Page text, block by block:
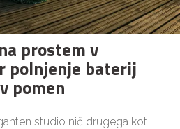
prostem v
polnjenje baterij
pomen
studio nič drugega kot